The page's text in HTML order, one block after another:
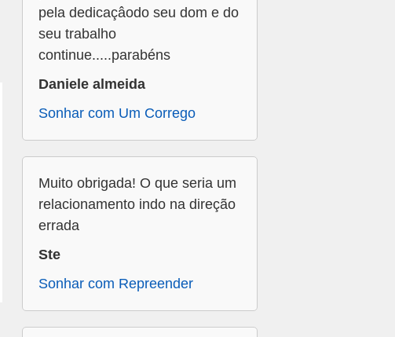
pela dedicaçâodo seu dom e do
seu trabalho
continue.....parabéns
Daniele almeida
Sonhar com Um Corrego
Muito obrigada! O que seria um
relacionamento indo na direção
errada
Ste
Sonhar com Repreender